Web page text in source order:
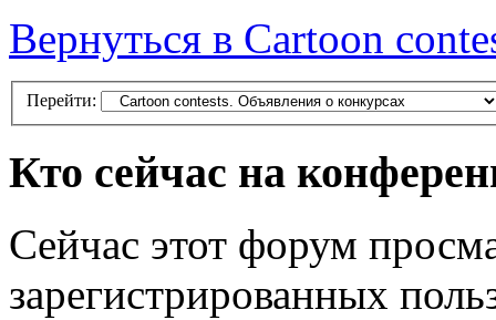
Вернуться в Cartoon
Перейти:
Кто сейчас на
Сейчас этот форум
зарегистрированных